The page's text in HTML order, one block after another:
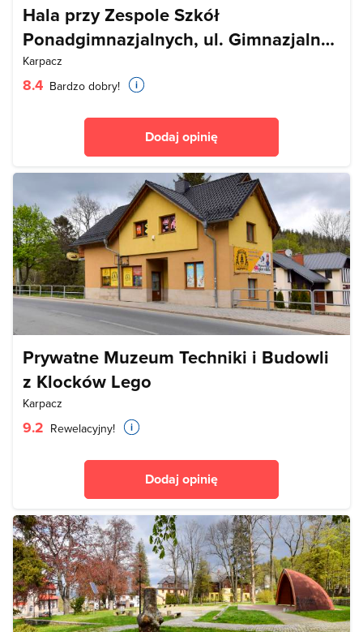
Hala przy Zespole Szkół
Ponadgimnazjalnych, ul. Gimnazjalna
7
Karpacz
8.4 Bardzo dobry!
Dodaj opinię
Prywatne Muzeum Techniki i Budowli
z Klocków Lego
Karpacz
9.2 Rewelacyjny!
Dodaj opinię